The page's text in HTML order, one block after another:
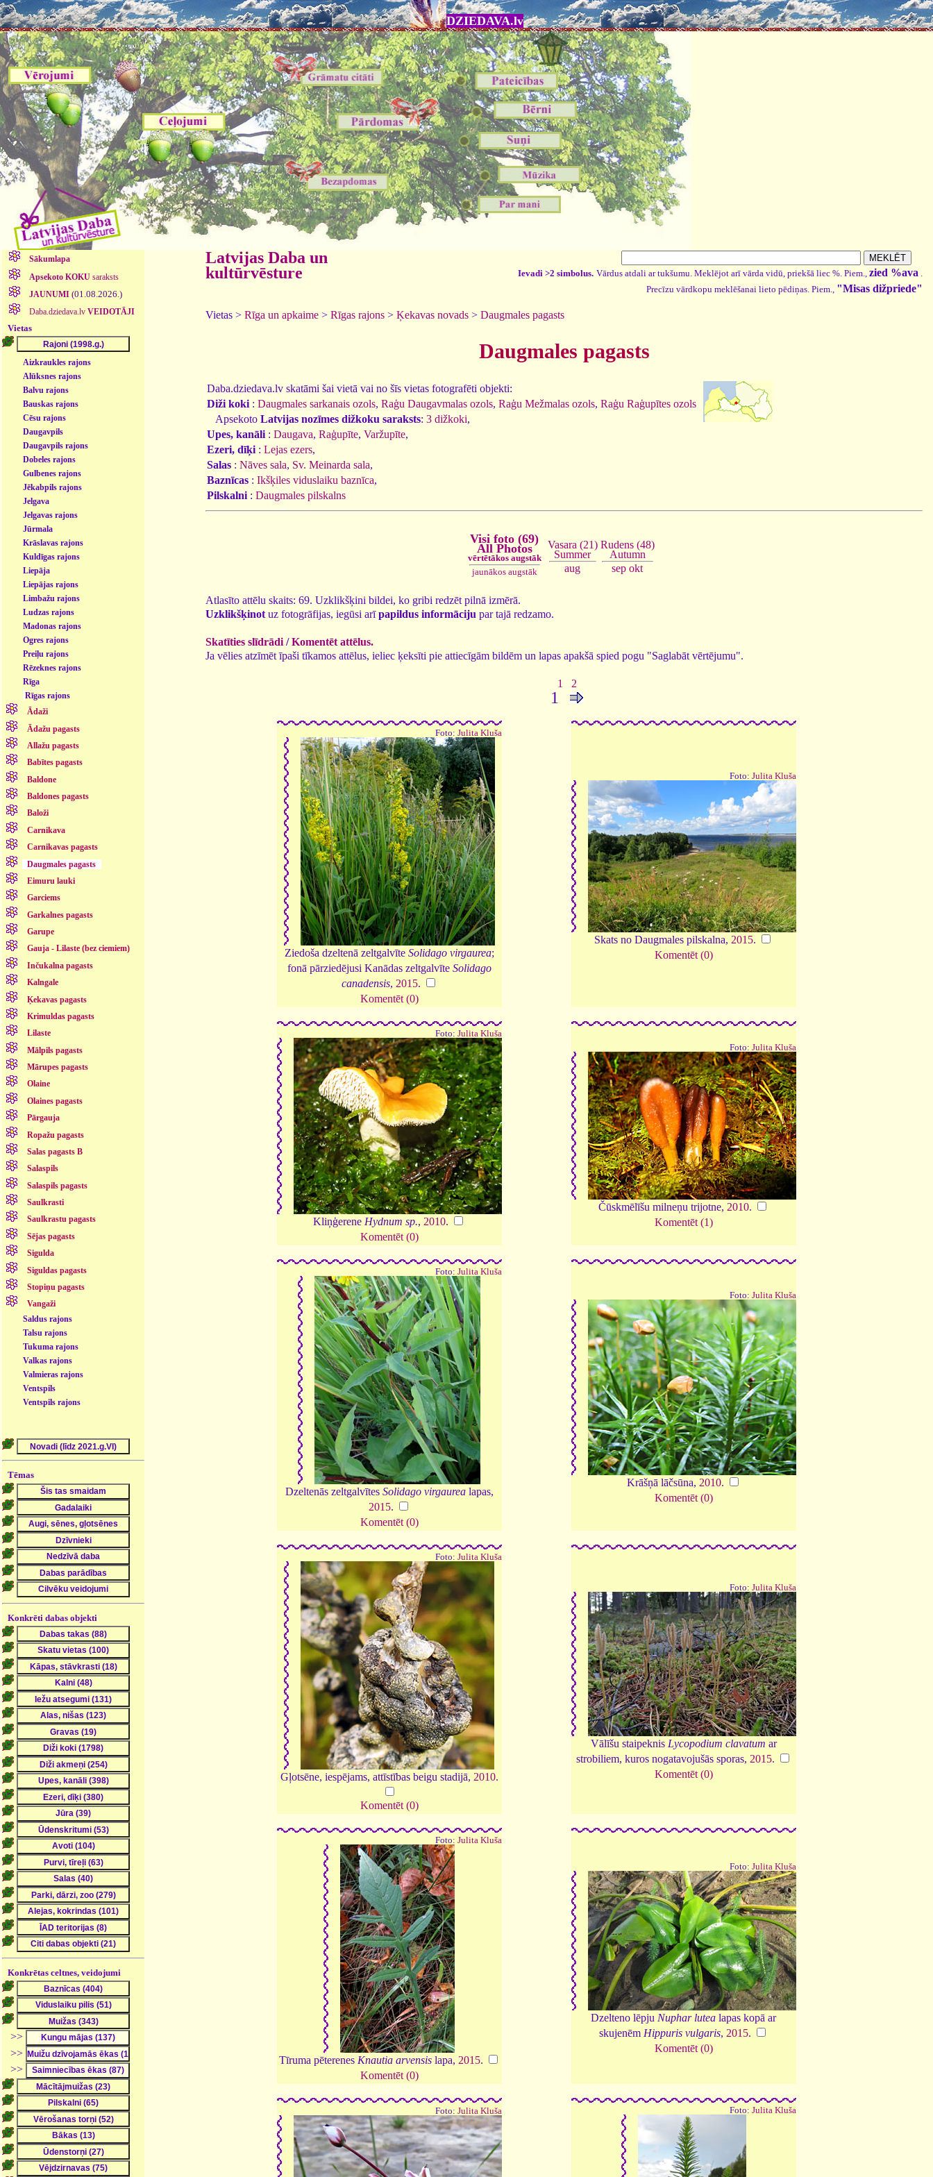
DZIEDAVA.lv
Sākumlapa
Apsekoto KOKUsaraksts
JAUNUMI (01.08.2026.)
Daba.dziedava.lv VEIDOTĀJI
Vietas
Aizkraukles rajons
Alūksnes rajons
Balvu rajons
Bauskas rajons
Cēsu rajons
Daugavpils
Daugavpils rajons
Dobeles rajons
Gulbenes rajons
Jēkabpils rajons
Jelgava
Jelgavas rajons
Jūrmala
Krāslavas rajons
Kuldīgas rajons
Liepāja
Liepājas rajons
Limbažu rajons
Ludzas rajons
Madonas rajons
Ogres rajons
Preiļu rajons
Rēzeknes rajons
Rīga
Rīgas rajons
Ādaži
Ādažu pagasts
Allažu pagasts
Babītes pagasts
Baldone
Baldones pagasts
Baloži
Carnikava
Carnikavas pagasts
Daugmales pagasts
Eimuru lauki
Garciems
Garkalnes pagasts
Garupe
Gauja - Lilaste (bez ciemiem)
Inčukalna pagasts
Kalngale
Ķekavas pagasts
Krimuldas pagasts
Lilaste
Mālpils pagasts
Mārupes pagasts
Olaine
Olaines pagasts
Pārgauja
Ropažu pagasts
Salas pagasts B
Salaspils
Salaspils pagasts
Saulkrasti
Saulkrastu pagasts
Sējas pagasts
Sigulda
Siguldas pagasts
Stopiņu pagasts
Vangaži
Saldus rajons
Talsu rajons
Tukuma rajons
Valkas rajons
Valmieras rajons
Ventspils
Ventspils rajons
Tēmas
Konkrēti dabas objekti
Konkrētas celtnes, veidojumi
>>
>>
>>
Latvijas Daba un
kultūrvēsture
Ievadi >2 simbolus. Vārdus atdali ar tukšumu. Meklējot arī vārda vidū, priekšā liec %. Piem., zied %ava .
Precīzu vārdkopu meklēšanai lieto pēdiņas. Piem., "Misas dižpriede"
Vietas > Rīga un apkaime > Rīgas rajons > Ķekavas novads > Daugmales pagasts
Daugmales pagasts
Daba.dziedava.lv skatāmi šai vietā vai no šīs vietas fotografēti objekti:
Diži koki : Daugmales sarkanais ozols, Raģu Daugavmalas ozols, Raģu Mežmalas ozols, Raģu Raģupītes ozols
Apsekoto Latvijas nozīmes dižkoku saraksts: 3 dižkoki,
Upes, kanāli : Daugava, Raģupīte, Varžupīte,
Ezeri, dīķi : Lejas ezers,
Salas : Nāves sala, Sv. Meinarda sala,
Baznīcas : Ikšķiles viduslaiku baznīca,
Pilskalni : Daugmales pilskalns
Visi foto (69)
All Photos
vērtētākos augstāk
jaunākos augstāk
Vasara (21)
Summer
aug
Rudens (48)
Autumn
sep okt
Atlasīto attēlu skaits: 69. Uzklikšķini bildei, ko gribi redzēt pilnā izmērā.
Uzklikšķinot uz fotogrāfijas, iegūsi arīpapildus informāciju par tajā redzamo.
Skatīties slīdrādi /Komentēt attēlus.
Ja vēlies atzīmēt īpaši tīkamos attēlus, ieliec ķeksīti pie attiecīgām bildēm un lapas apakšā spied pogu "Saglabāt vērtējumu".
1 2
1
Foto: Julita Kluša
Ziedoša dzeltenā zeltgalvīte Solidago virgaurea;
fonā pārziedējusi Kanādas zeltgalvīte Solidago
canadensis, 2015.
Komentēt (0)
Foto: Julita Kluša
Skats no Daugmales pilskalna, 2015.
Komentēt (0)
Foto: Julita Kluša
Kliņģerene Hydnum sp., 2010.
Komentēt (0)
Foto: Julita Kluša
Čūskmēlīšu milneņu trijotne, 2010.
Komentēt (1)
Foto: Julita Kluša
Dzeltenās zeltgalvītes Solidago virgaurealapas,
2015.
Komentēt (0)
Foto: Julita Kluša
Krāšņā lāčsūna, 2010.
Komentēt (0)
Foto: Julita Kluša
Gļotsēne, iespējams, attīstības beigu stadijā, 2010.
Komentēt (0)
Foto: Julita Kluša
Vālīšu staipeknis Lycopodium clavatum ar
strobiliem, kuros nogatavojušās sporas, 2015.
Komentēt (0)
Foto: Julita Kluša
Tīruma pēterenes Knautia arvensislapa, 2015.
Komentēt (0)
Foto: Julita Kluša
Dzelteno lēpju Nuphar lutea lapas kopā ar
skujenēm Hippuris vulgaris, 2015.
Komentēt (0)
Foto: Julita Kluša Foto: Julita Kluša